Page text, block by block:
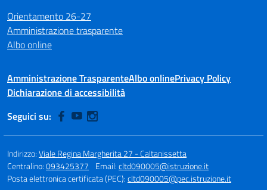
Orientamento 26-27
Amministrazione trasparente
Albo online
Amministrazione TrasparenteAlbo onlinePrivacy Policy
Dichiarazione di accessibilità
Seguici su:
Indirizzo:Viale Regina Margherita 27 - Caltanissetta
Centralino:093425377 Email:cltd090005@istruzione.it
Posta elettronica certificata (PEC):cltd090005@pec.istruzione.it